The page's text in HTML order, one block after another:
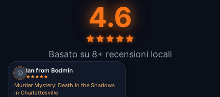
4.6
Basato su 8+ recensioni locali
Ian from Bodmin
Murder Mystery: Death in the Shadows
in Charlottesville